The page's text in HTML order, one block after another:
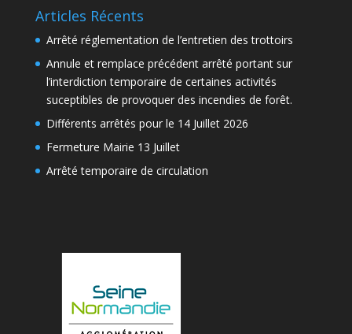
Articles Récents
Arrêté réglementation de l’entretien des trottoirs
Annule et remplace précédent arrêté portant sur
l’interdiction temporaire de certaines activités
suceptibles de provoquer des incendies de forêt.
Différents arrêtés pour le 14 Juillet 2026
Fermeture Mairie 13 Juillet
Arrêté temporaire de circulation